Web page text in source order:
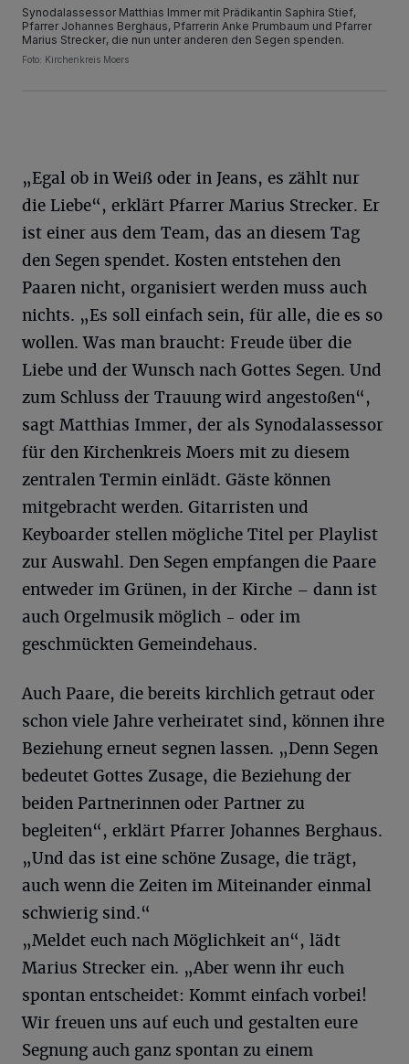
Synodalassessor Matthias Immer mit Prädikantin Saphira Stief,
Pfarrer Johannes Berghaus, Pfarrerin Anke Prumbaum und Pfarrer
Marius Strecker, die nun unter anderen den Segen spenden.
Foto: Kirchenkreis Moers
„Egal ob in Weiß oder in Jeans, es zählt nur
die Liebe“, erklärt Pfarrer Marius Strecker. Er
ist einer aus dem Team, das an diesem Tag
den Segen spendet. Kosten entstehen den
Paaren nicht, organisiert werden muss auch
nichts. „Es soll einfach sein, für alle, die es so
wollen. Was man braucht: Freude über die
Liebe und der Wunsch nach Gottes Segen. Und
zum Schluss der Trauung wird angestoßen“,
sagt Matthias Immer, der als Synodalassessor
für den Kirchenkreis Moers mit zu diesem
zentralen Termin einlädt. Gäste können
mitgebracht werden. Gitarristen und
Keyboarder stellen mögliche Titel per Playlist
zur Auswahl. Den Segen empfangen die Paare
entweder im Grünen, in der Kirche – dann ist
auch Orgelmusik möglich - oder im
geschmückten Gemeindehaus.
Auch Paare, die bereits kirchlich getraut oder
schon viele Jahre verheiratet sind, können ihre
Beziehung erneut segnen lassen. „Denn Segen
bedeutet Gottes Zusage, die Beziehung der
beiden Partnerinnen oder Partner zu
begleiten“, erklärt Pfarrer Johannes Berghaus.
„Und das ist eine schöne Zusage, die trägt,
auch wenn die Zeiten im Miteinander einmal
schwierig sind.“
„Meldet euch nach Möglichkeit an“, lädt
Marius Strecker ein. „Aber wenn ihr euch
spontan entscheidet: Kommt einfach vorbei!
Wir freuen uns auf euch und gestalten eure
Segnung auch ganz spontan zu einem